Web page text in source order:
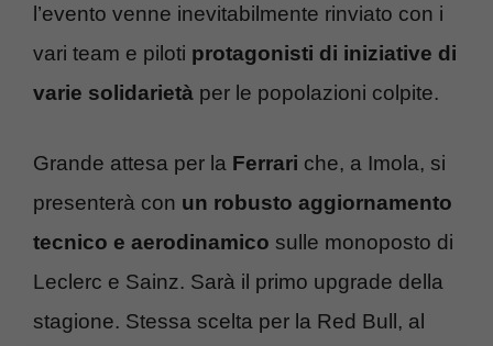
l’evento venne inevitabilmente rinviato con i
vari team e piloti protagonisti di iniziative di
varie solidarietà per le popolazioni colpite.
Grande attesa per la Ferrari che, a Imola, si
presenterà con un robusto aggiornamento
tecnico e aerodinamico sulle monoposto di
Leclerc e Sainz. Sarà il primo upgrade della
stagione. Stessa scelta per la Red Bull, al